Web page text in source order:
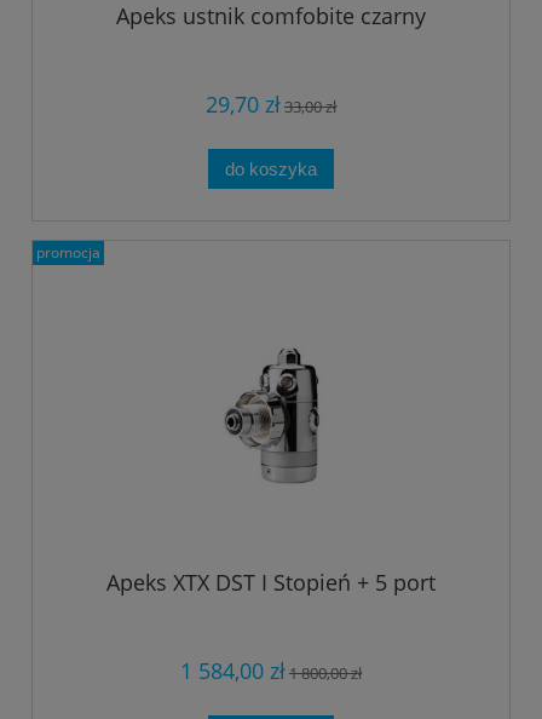
Apeks ustnik comfobite czarny
29,70 zł33,00 zł
do koszyka
Apeks XTX DST I Stopień + 5 port
1 584,00 zł1 800,00 zł
promocja